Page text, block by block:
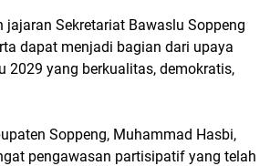
jajaran Sekretariat Bawaslu Soppeng
dapat menjadi bagian dari upaya
2029 yang berkualitas, demokratis,
Soppeng, Muhammad Hasbi,
pengawasan partisipatif yang telah